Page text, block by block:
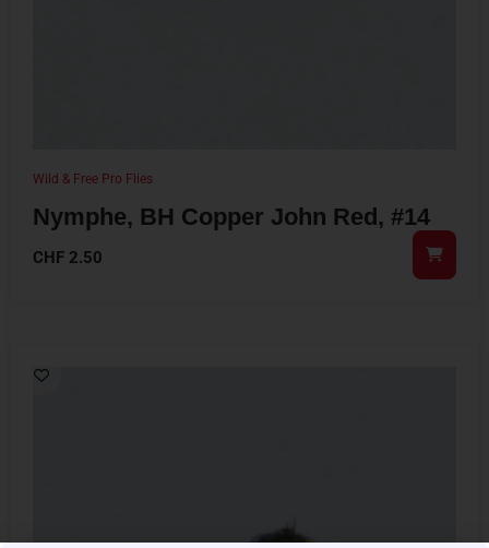
Wild & Free Pro Flies
Nymphe, BH Copper John Red, #14
CHF 2.50